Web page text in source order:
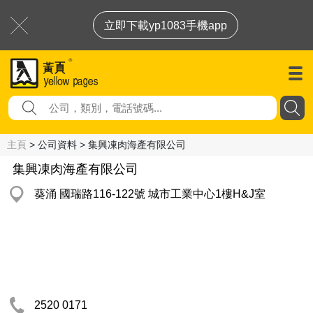
立即下載yp1083手機app
主頁 > 公司資料 > 集興凍肉海產有限公司
集興凍肉海產有限公司
葵涌 國瑞路116-122號 城市工業中心1樓H&J室
2520 0171